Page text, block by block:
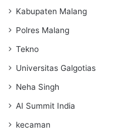
Kabupaten Malang
Polres Malang
Tekno
Universitas Galgotias
Neha Singh
AI Summit India
kecaman